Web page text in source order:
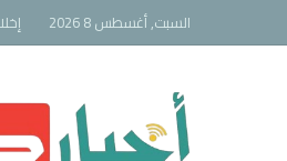
السبت, أغسطس 8 2026